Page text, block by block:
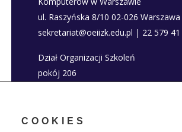
COOKIES
ul. Raszyńska 8/10 02-026 Warszawa
sekretariat@oeiizk.edu.pl | 22 579 41
Dział Organizacji Szkoleń
pokój 206